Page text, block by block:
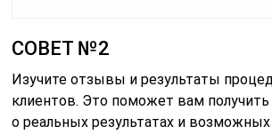
СОВЕТ №2
Изучите отзывы и результаты
клиентов. Это поможет вам
о реальных результатах и